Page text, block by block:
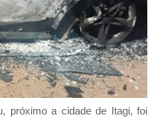
próximo a cidade de Itagi, foi